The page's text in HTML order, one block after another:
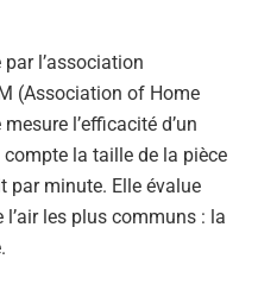
l’association
(Association of Home
l’efficacité d’un
compte la taille de la pièce
par minute. Elle évalue
l’air les plus communs : la